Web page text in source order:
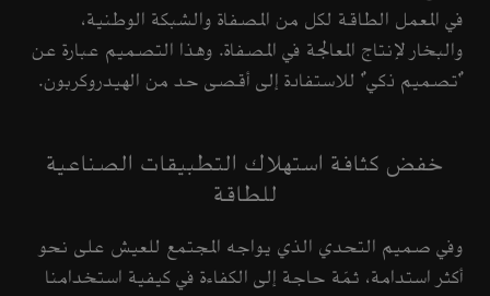
في المعمل الطاقة لكل من المصفاة والشبكة الوطنية،
والبخار لإنتاج المعالجة في المصفاة. وهذا التصميم عبارة عن
"تصميم ذكي" للاستفادة إلى أقصى حد من الهيدروكربون.
خفض كثافة استهلاك التطبيقات الصناعية
للطاقة
وفي صميم التحدي الذي يواجه المجتمع للعيش على نحو
أكثر استدامة، ثمّة حاجة إلى الكفاءة في كيفية استخدامنا